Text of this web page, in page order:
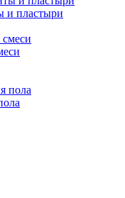
и пластыри